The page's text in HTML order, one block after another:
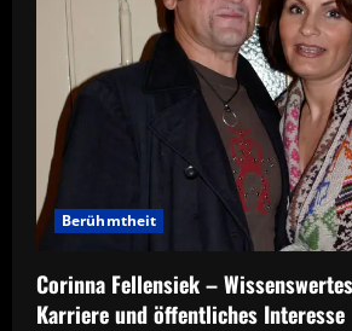
Berühmtheit
Corinna Fellensiek –
Karriere und öffentliches Interesse